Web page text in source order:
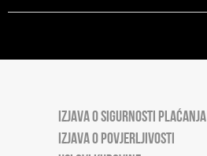
IZJAVA O SIGURNOSTI PLAĆANJA
IZJAVA O POVJERLJIVOSTI